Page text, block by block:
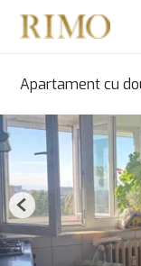
Apartament cu
Previous